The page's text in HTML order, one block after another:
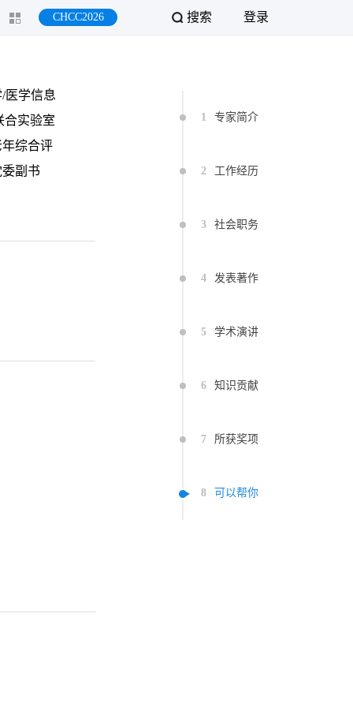
登录
搜索
CHCC2026
医学信息
合实验室
综合评
副书
1 专家简介
2 工作经历
3 社会职务
4 发表著作
5 学术演讲
6 知识贡献
7 所获奖项
8 可以帮你